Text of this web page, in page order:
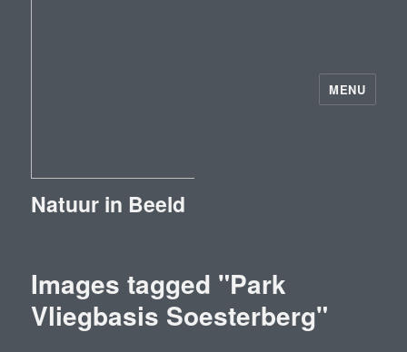
Natuur in Beeld
MENU
Images tagged "Park
Vliegbasis Soesterberg"